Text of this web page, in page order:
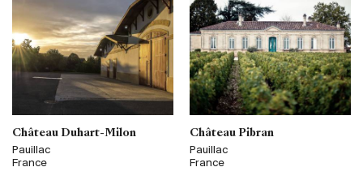
Château Duhart-Milon
Pauillac
France
Château Pibran
Pauillac
France